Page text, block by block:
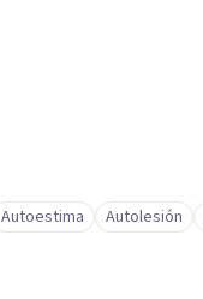
Autoestima Autolesión